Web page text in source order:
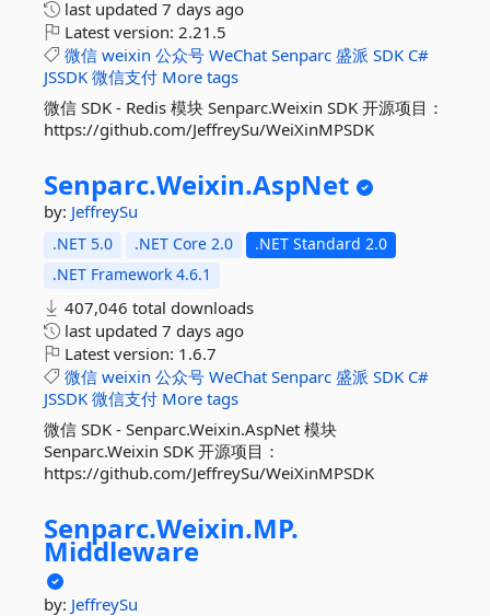
last updated 7 days ago
Latest version: 2.21.5
微信 weixin 公众号 WeChat Senparc 盛派 SDK C#
JSSDK 微信支付 More tags
微信 SDK - Redis 模块 Senparc.Weixin SDK 开源项目：
https://github.com/JeffreySu/WeiXinMPSDK
Senparc.Weixin.AspNet
by: JeffreySu
.NET 5.0 .NET Core 2.0
.NET Standard 2.0
.NET Framework 4.6.1
407,046 total downloads
last updated 7 days ago
Latest version: 1.6.7
微信 weixin 公众号 WeChat Senparc 盛派 SDK C#
JSSDK 微信支付 More tags
微信 SDK - Senparc.Weixin.AspNet 模块
Senparc.Weixin SDK 开源项目：
https://github.com/JeffreySu/WeiXinMPSDK
Senparc.Weixin.MP.
Middleware
by: JeffreySu